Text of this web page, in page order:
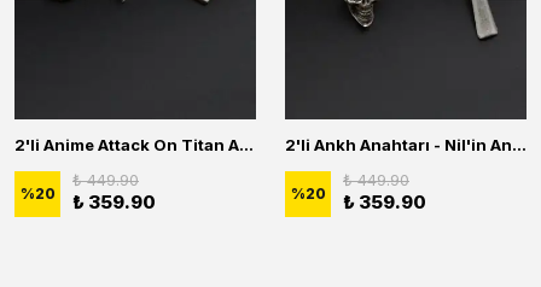
2'li Anime Attack On Titan Acrylic Maria Anime Naruto Erkek Kadın Kolye Seti
%20
₺ 449.90
₺ 359.90
2'li Ankh Anahtarı - Nil'in Anahtarı - Kuru Kafa Erkek Kadın Kolye Seti
%20
₺ 449.90
₺ 359.90